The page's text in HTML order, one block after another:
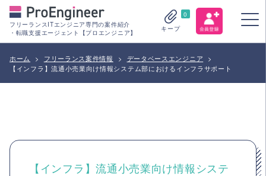
フリーランスITエンジニア専門の案件紹介
・転職支援エージェント【プロエンジニア】
0
キープ
ホーム > フリーランス案件情報 > データベースエンジニア
>
【インフラ】流通小売業向け情報システム部におけるインフラサポート
【インフラ】流通小売業向け情報システ